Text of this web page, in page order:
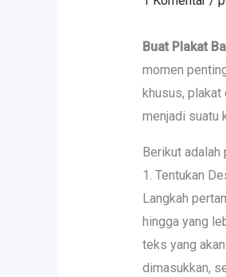
Buat Plakat
momen
khusus,
menjadi suatu
Berikut adalah
1. Tentukan
Langkah
hingga yang
teks yang
dimasukkan,